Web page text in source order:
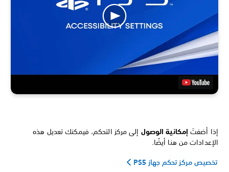
إذا أضفتَإمكانية الوصولإلى مركز التحكم، فيمكنك تعديل هذه
الإعدادات من هنا أيضًا.
تخصيص مركز تحكم جهاز PS5